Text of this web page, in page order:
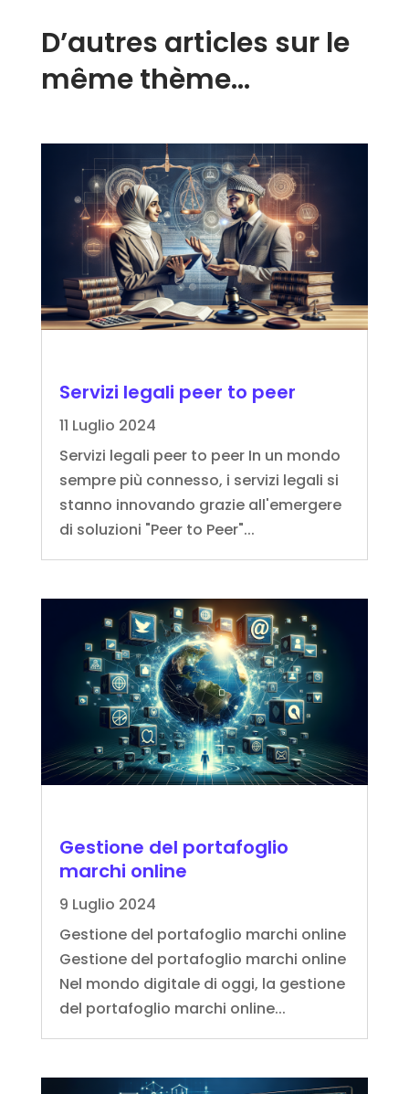
D’autres articles sur le
même thème…
Servizi legali peer to peer
11 Luglio 2024
Servizi legali peer to peer In un mondo
sempre più connesso, i servizi legali si
stanno innovando grazie all'emergere
di soluzioni "Peer to Peer"...
Gestione del portafoglio
marchi online
9 Luglio 2024
Gestione del portafoglio marchi online
Gestione del portafoglio marchi online
Nel mondo digitale di oggi, la gestione
del portafoglio marchi online...